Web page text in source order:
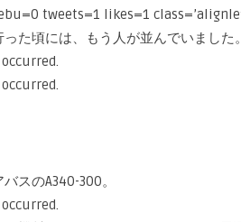
tweets=1 likes=1
た頃には、もう人が並んでいました。
スのA340-300。